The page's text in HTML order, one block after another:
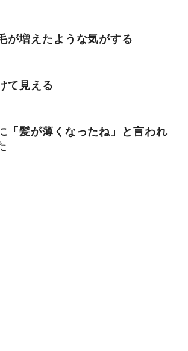
が増えたような気がする
て見える
「髪が薄くなったね」と言われ